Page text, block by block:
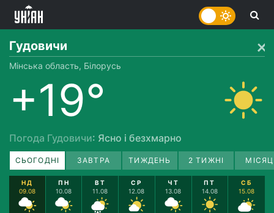
Гудовичи
Мінська область, Білорусь
+19°
Погода Гудовичи: Ясно і безхмарно
СЬОГОДНІ ЗАВТРА ТИЖДЕНЬ 2 ТИЖНІ
НД
09.08
ПН
10.08
ВТ
11.08
СР
12.08
ЧТ
13.08
ПТ
14.08
СБ
15.08